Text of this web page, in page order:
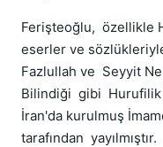
Ferişteoğlu, özellikle
eserler ve
Fazlullah ve Seyyit
Bilindiği gibi Hurufilik
İran'da kurulmuş
tarafından yayılmıştır.